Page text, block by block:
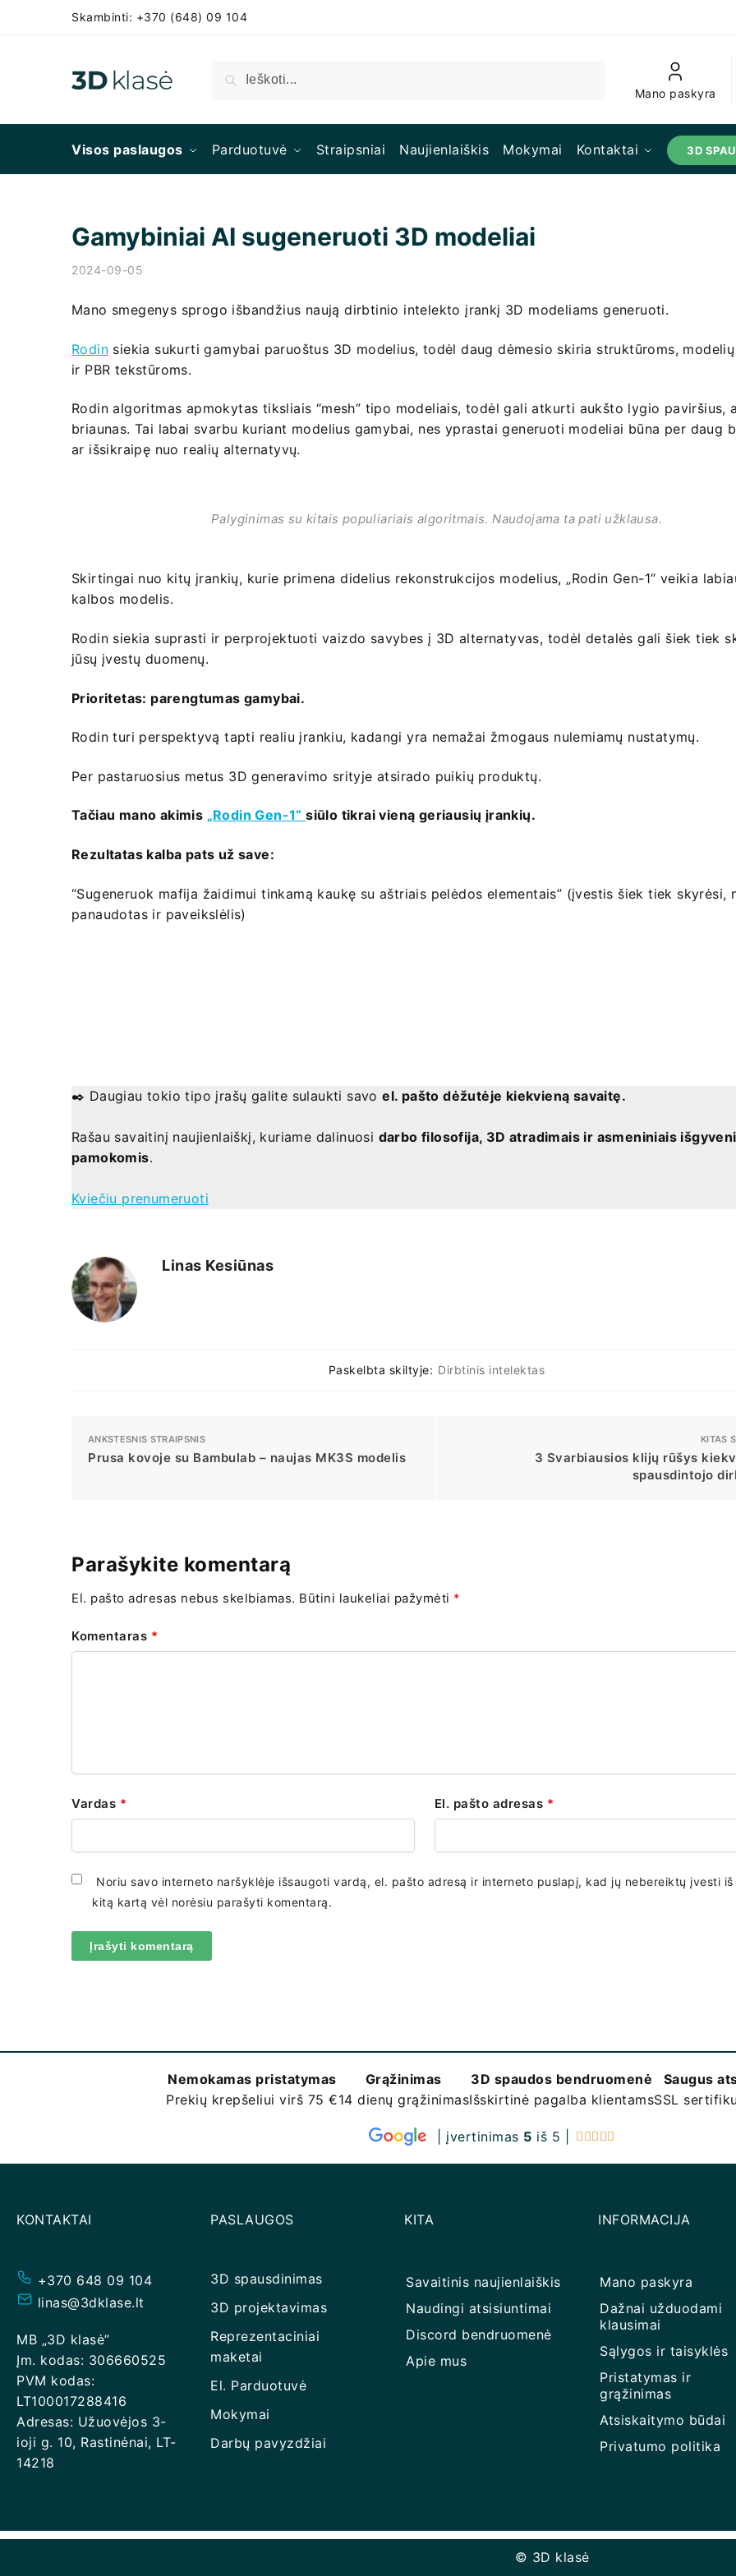
Skambinti: +370 (648) 09 104
Ieškoti
Mano paskyra
Visos paslaugos Parduotuvė Straipsniai Naujienlaiškis Mokymai Kontaktai 3D
Gamybiniai AI sugeneruoti 3D modeliai
2024-09-05
Mano smegenys sprogo išbandžius naują dirbtinio intelekto įrankį 3D modeliams generuoti.
Rodin siekia sukurti gamybai paruoštus 3D modelius, todėl daug dėmesio skiria struktūroms,
ir PBR tekstūroms.
Rodin algoritmas apmokytas tiksliais “mesh” tipo modeliais, todėl gali atkurti aukšto lygio paviršius,
briaunas. Tai labai svarbu kuriant modelius gamybai, nes yprastai generuoti modeliai būna per daug
ar išsikraipę nuo realių alternatyvų.
Palyginimas su kitais populiariais algoritmais. Naudojama ta pati užklausa.
Skirtingai nuo kitų įrankių, kurie primena didelius rekonstrukcijos modelius, „Rodin Gen-1“ veikia
kalbos modelis.
Rodin siekia suprasti ir perprojektuoti vaizdo savybes į 3D alternatyvas, todėl detalės gali šiek tiek
jūsų įvestų duomenų.
Prioritetas: parengtumas gamybai.
Rodin turi perspektyvą tapti realiu įrankiu, kadangi yra nemažai žmogaus nulemiamų nustatymų.
Per pastaruosius metus 3D generavimo srityje atsirado puikių produktų.
Tačiau mano akimis „Rodin Gen-1“siūlo tikrai vieną geriausių įrankių.
Rezultatas kalba pats už save:
“Sugeneruok mafija žaidimui tinkamą kaukę su aštriais pelėdos elementais” (įvestis šiek tiek skyrėsi,
panaudotas ir paveikslėlis)
✒️ Daugiau tokio tipo įrašų galite sulaukti savoel. pašto dėžutėje kiekvieną savaitę.
Rašau savaitinį naujienlaiškį, kuriame dalinuosi darbo filosofija, 3D atradimais ir asmeniniais
pamokomis.
Kviečiu prenumeruoti
Linas Kesiūnas
Paskelbta skiltyje: Dirbtinis intelektas
ANKSTESNIS STRAIPSNIS
Prusa kovoje su Bambulab – naujas MK3S modelis
KITAS
3 Svarbiausios klijų rūšys
spausdintojo
Parašykite komentarą
El. pašto adresas nebus skelbiamas. Būtini laukeliai pažymėti *
Komentaras *
Vardas * El. pašto adresas *
Noriu savo interneto naršyklėje išsaugoti vardą, el. pašto adresą ir interneto puslapį, kad jų nebereiktų įvesti iš
kitą kartą vėl norėsiu parašyti komentarą.
Nemokamas pristatymas
Prekių krepšeliui virš 75 €
Grąžinimas
14 dienų grąžinimas
3D spaudos bendruomenė
Išskirtinė pagalba klientams
Saugus
SSL
| įvertinimas 5 iš 5 |     
KONTAKTAI
+370 648 09 104
linas@3dklase.lt
MB „3D klasė”
Įm. kodas: 306660525
PVM kodas:
LT100017288416
Adresas: Užuovėjos 3-
ioji g. 10, Rastinėnai, LT-
14218
PASLAUGOS
3D spausdinimas
3D projektavimas
Reprezentaciniai
maketai
El. Parduotuvė
Mokymai
Darbų pavyzdžiai
KITA
Savaitinis naujienlaiškis
Naudingi atsisiuntimai
Discord bendruomenė
Apie mus
INFORMACIJA
Mano paskyra
Dažnai užduodami
klausimai
Sąlygos ir taisyklės
Pristatymas ir
grąžinimas
Atsiskaitymo būdai
Privatumo politika
© 3D klasė